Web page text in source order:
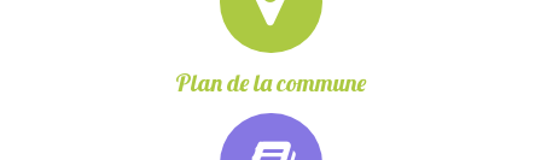
Plan de la commune